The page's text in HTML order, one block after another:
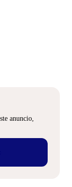
anuncio,